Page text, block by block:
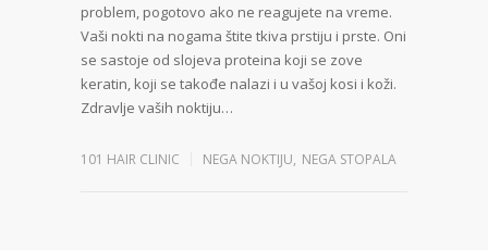
problem, pogotovo ako ne reagujete na vreme.
Vaši nokti na nogama štite tkiva prstiju i prste. Oni
se sastoje od slojeva proteina koji se zove
keratin, koji se takođe nalazi i u vašoj kosi i koži.
Zdravlje vaših noktiju…
101 HAIR CLINIC NEGA NOKTIJU, NEGA STOPALA